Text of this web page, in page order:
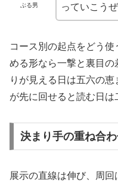
ぶる男
っていこうぜ
コース別の起点をどう
める形なら一撃と裏目
りが見える日は五六の
が先に回せると読む日は
決まり手の重ね合
展示の直線は伸び、周